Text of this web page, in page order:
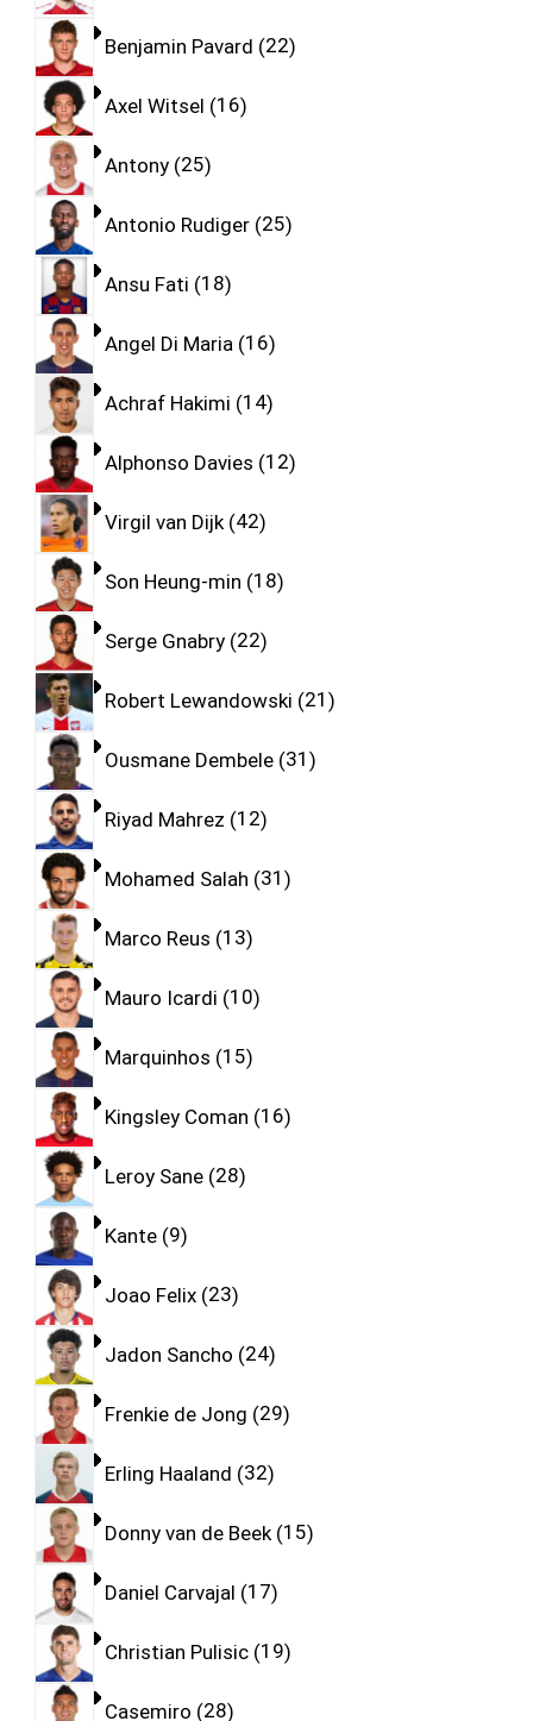
Benjamin Pavard 22
Axel Witsel 16
Antony 25
Antonio Rudiger 25
Ansu Fati 18
Angel Di Maria 16
Achraf Hakimi 14
Alphonso Davies 12
Virgil van Dijk 42
Son Heung-min 18
Serge Gnabry 22
Robert Lewandowski 21
Ousmane Dembele 31
Riyad Mahrez 12
Mohamed Salah 31
Marco Reus 13
Mauro Icardi 10
Marquinhos 15
Kingsley Coman 16
Leroy Sane 28
Kante 9
Joao Felix 23
Jadon Sancho 24
Frenkie de Jong 29
Erling Haaland 32
Donny van de Beek 15
Daniel Carvajal 17
Christian Pulisic 19
Casemiro 28